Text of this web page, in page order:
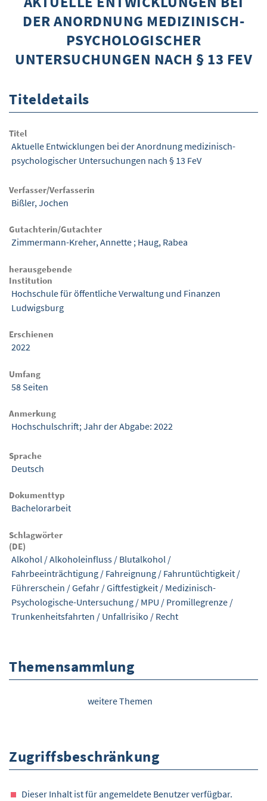
ÜBER WISOM
GUROM - MOBILITÄT SICHER GESTALTEN
NUTZUNGSBEDINGUNGEN
DER ANORDNUNG MEDIZINISCH-
PSYCHOLOGISCHER
UNTERSUCHUNGEN NACH § 13 FEV
Titeldetails
Titel
Aktuelle Entwicklungen bei der Anordnung medizinisch-
psychologischer Untersuchungen nach § 13 FeV
Verfasser/Verfasserin
Bißler, Jochen
Gutachterin/Gutachter
Zimmermann-Kreher, Annette ; Haug, Rabea
herausgebende
Institution
Hochschule für öffentliche Verwaltung und Finanzen
Ludwigsburg
Erschienen
2022
Umfang
58 Seiten
Anmerkung
Hochschulschrift; Jahr der Abgabe: 2022
Sprache
Deutsch
Dokumenttyp
Bachelorarbeit
Schlagwörter
(DE)
Alkohol /Alkoholeinfluss / Blutalkohol /
Fahrbeeinträchtigung / Fahreignung / Fahruntüchtigkeit /
Führerschein /Gefahr /Giftfestigkeit / Medizinisch-
Psychologische-Untersuchung / MPU / Promillegrenze /
Trunkenheitsfahrten / Unfallrisiko / Recht
Themensammlung
weitere Themen
Zugriffsbeschränkung
Dieser Inhalt ist für angemeldete Benutzer verfügbar.